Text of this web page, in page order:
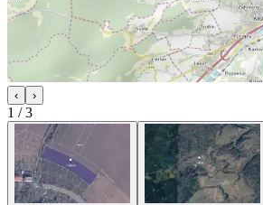
‹ ›
1 /3